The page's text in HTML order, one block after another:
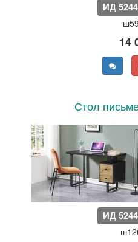
ИД
14
Стол
ИД